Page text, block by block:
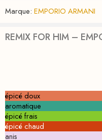
Marque: EMPORIO ARMANI
REMIX FOR HIM –
épicé doux
aromatique
épicé frais
épicé chaud
anis